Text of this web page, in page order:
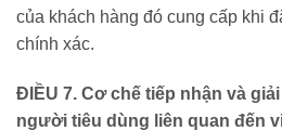
của khách hàng đó cung cấp khi
chính xác.
ĐIỀU 7. Cơ chế tiếp nhận và
người tiêu dùng liên quan đến